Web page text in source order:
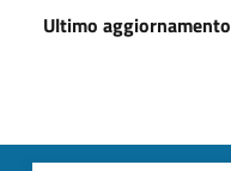
Ultimo aggiornamento